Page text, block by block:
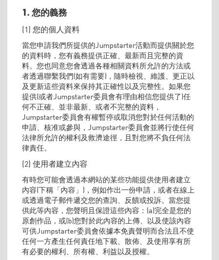
1. 您的義務
(1) 您的個人資料
當您申請我們所提供的Jumpstarter活動而提供關於您
的資料時，您有義務提供正確、最新而且完整的資
料。您也同意您會透過各種相關資料所允許的方法或
者透過聯繫我們(如有需要)，隨時檢視、維護、更正以
及更新這些資料來保持其正確性以及完整性。如果您
提供(或者Jumpstarter委員會有理由相信您提供了)任
何不正確、並非最新、或者不完整的資料，
Jumpstarter委員會有權暫停或取消您對於任何活動的
申請、核准或參與，Jumpstarter委員會並將行使任何
法律所允許的權利及救濟途徑，且對您將不負任何法
律責任。
(2) 使用者建立內容
有時您可能會透過本網站的某些功能提供使用者建立
內容(下稱「內容」)，例如作出一份申請，或者在線上
或透過電子郵件遞交您的查詢、反饋或投訴。當您提
供此等內容，您聲明且保證這些內容：(a)完全是您的
原創作品，或(b)您對於此內容的上傳、以及使該內容
可供Jumpstarter委員會依據本免責聲明而合法且不使
任何一方產生任何責任地下載、散佈、及使用享有所
有必要的權利、所有權、利益以及授權。